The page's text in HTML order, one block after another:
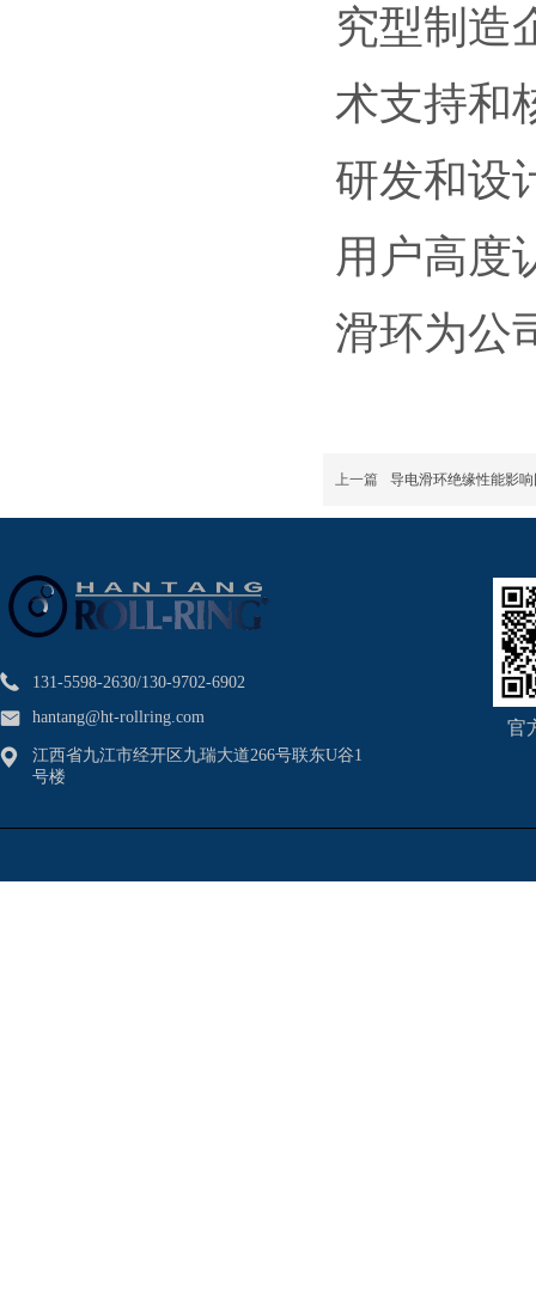
究型制造
术支持和
研发和设
用户高度
滑环为公
上一篇 导电滑环绝缘性能影
131-5598-2630/130-9702-6902
hantang@ht-rollring.com
江西省九江市经开区九瑞大道266号联东U谷1
号楼
官